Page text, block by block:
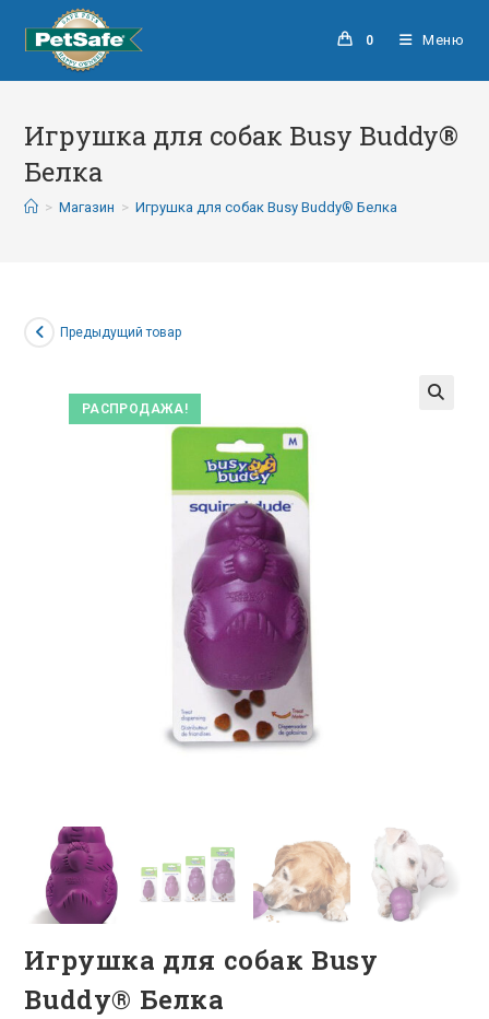
0 Меню
Игрушка для собак Busy Buddy®
Белка
> Магазин > Игрушка для собак Busy Buddy® Белка
РАСПРОДАЖА!
Предыдущий товар
Игрушка для собак Busy
Buddy® Белка